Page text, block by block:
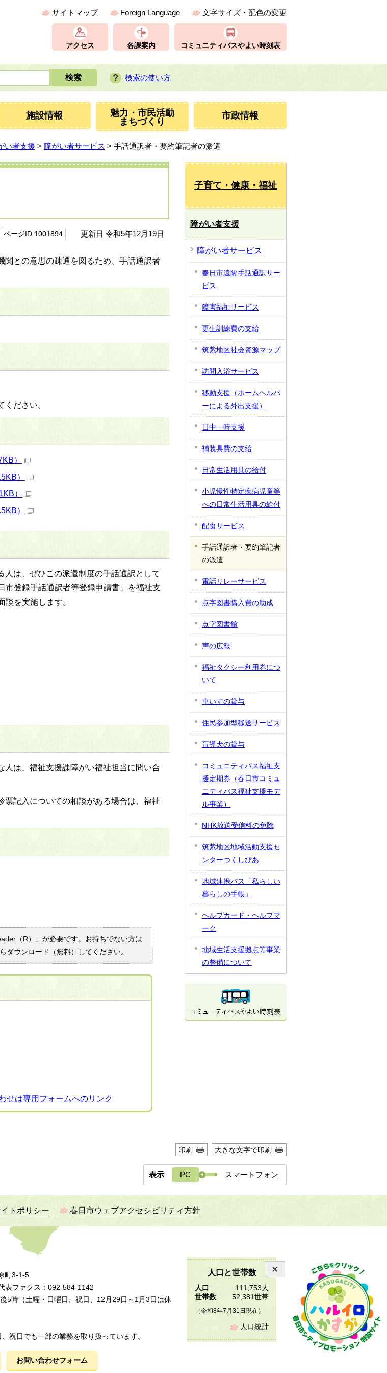
サイトマップ Foreign Language 文字サイズ・配色の変更
アクセス 各課案内 コミュニティバスやよい時刻表
検索の使い方
施設情報
魅力・市民活動
まちづくり
市政情報
い者支援 > 障がい者サービス > 手話通訳者・要約筆記者の派遣
ページID:1001894 更新日 令和5年12月19日
関との意思の疎通を図るため、手話通訳者
ださい。
）
）
）
）
は、ぜひこの派遣制度の手話通訳として
市登録手話通訳者等登録申請書」を福祉支
を実施します。
は、福祉支援課障がい福祉担当に問い合
票記入についての相談がある場合は、福祉
（R）」が必要です。お持ちでない方は
ダウンロード（無料）してください。
は専用フォームへのリンク
子育て・健康・福祉
障がい者支援
障がい者サービス
春日市遠隔手話通訳サー
ビス
障害福祉サービス
更生訓練費の支給
筑紫地区社会資源マップ
訪問入浴サービス
移動支援（ホームヘルパ
ーによる外出支援）
日中一時支援
補装具費の支給
日常生活用具の給付
小児慢性特定疾病児童等
への日常生活用具の給付
配食サービス
手話通訳者・要約筆記者
の派遣
電話リレーサービス
点字図書購入費の助成
点字図書館
声の広報
福祉タクシー利用券につ
いて
車いすの貸与
住民参加型移送サービス
盲導犬の貸与
コミュニティバス福祉支
援定期券（春日市コミュ
ニティバス福祉支援モデ
ル事業）
NHK放送受信料の免除
筑紫地区地域活動支援セ
ンターつくしぴあ
地域連携パス「私らしい
暮らしの手帳」
ヘルプカード・ヘルプマ
ーク
地域生活支援拠点等事業
の整備について
印刷 大きな文字で印刷
表示 PC スマートフォン
トポリシー 春日市ウェブアクセシビリティ方針
人口と世帯数
人口
111,753人
世帯数
52,381世帯
（令和8年7月31日現在）
人口統計
町3-1-5
ファクス：092-584-1142
5時（土曜・日曜日、祝日、12月29日～1月3日は休
祝日でも一部の業務を取り扱っています。
お問い合わせフォーム